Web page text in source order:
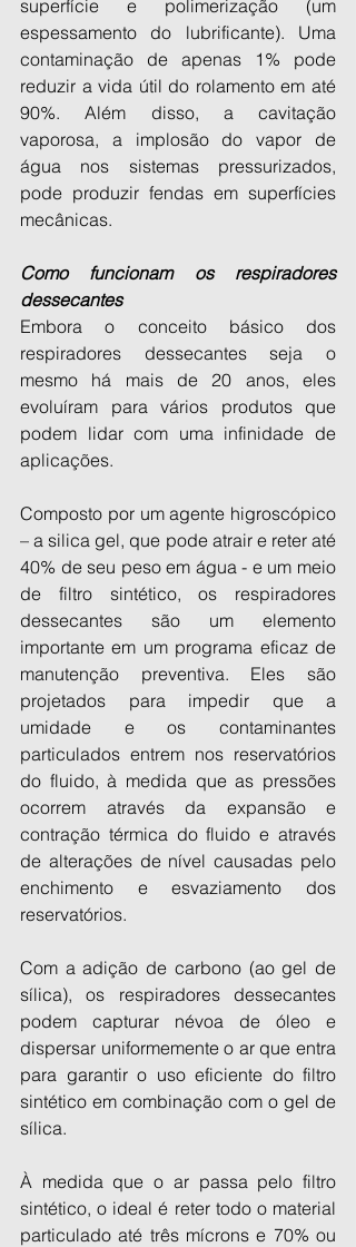
superfície e polimerização (um
espessamento do lubrificante). Uma
contaminação de apenas 1% pode
reduzir a vida útil do rolamento em até
90%. Além disso, a cavitação
vaporosa, a implosão do vapor de
água nos sistemas pressurizados,
pode produzir fendas em superfícies
mecânicas.
Como funcionam os respiradores
dessecantes
Embora o conceito básico dos
respiradores dessecantes seja o
mesmo há mais de 20 anos, eles
evoluíram para vários produtos que
podem lidar com uma infinidade de
aplicações.
Composto por um agente higroscópico
– a silica gel, que pode atrair e reter até
40% de seu peso em água - e um meio
de filtro sintético, os respiradores
dessecantes são um elemento
importante em um programa eficaz de
manutenção preventiva. Eles são
projetados para impedir que a
umidade e os contaminantes
particulados entrem nos reservatórios
do fluido, à medida que as pressões
ocorrem através da expansão e
contração térmica do fluido e através
de alterações de nível causadas pelo
enchimento e esvaziamento dos
reservatórios.
Com a adição de carbono (ao gel de
sílica), os respiradores dessecantes
podem capturar névoa de óleo e
dispersar uniformemente o ar que entra
para garantir o uso eficiente do filtro
sintético em combinação com o gel de
sílica.
À medida que o ar passa pelo filtro
sintético, o ideal é reter todo o material
particulado até três mícrons e 70% ou